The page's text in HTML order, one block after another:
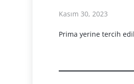
Kasım 30, 2023
Prima yerine tercih